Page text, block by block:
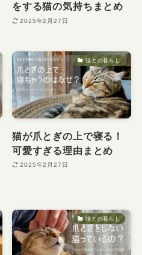
をする猫の気持ちまとめ
2025年2月27日
猫との暮らし
猫が爪とぎの上で寝る！
可愛すぎる理由まとめ
2025年2月27日
猫との暮らし